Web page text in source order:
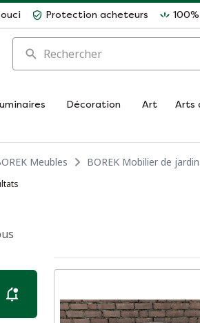
Protection acheteurs
Rechercher
Décoration Art Arts
Meubles BOREK Mobilier de jardin